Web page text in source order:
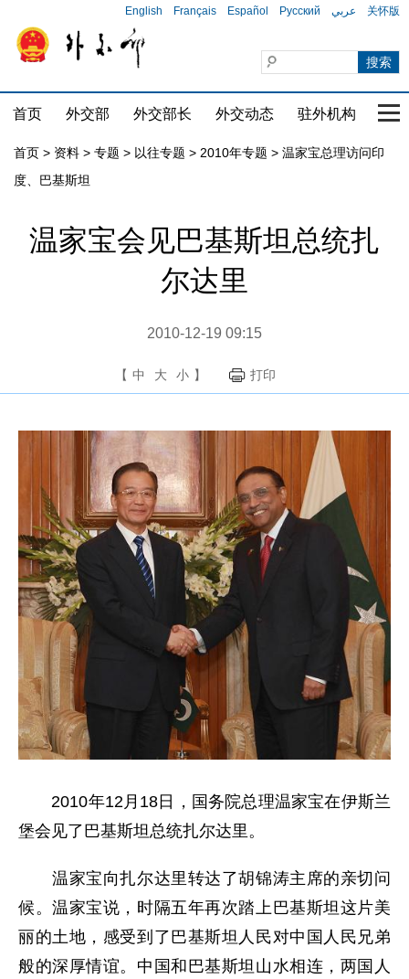
English Français Español Русский عربي 关怀版
首页 外交部 外交部长 外交动态 驻外机构 国
首页 > 资料 > 专题 > 以往专题 > 2010年专题 > 温家宝总理访问印
度、巴基斯坦
温家宝会见巴基斯坦总统扎
尔达里
2010-12-19 09:15
【 中 大 小 】 打印
2010年12月18日，国务院总理温家宝在伊斯兰
堡会见了巴基斯坦总统扎尔达里。
温家宝向扎尔达里转达了胡锦涛主席的亲切问
候。温家宝说，时隔五年再次踏上巴基斯坦这片美
丽的土地，感受到了巴基斯坦人民对中国人民兄弟
般的深厚情谊。中国和巴基斯坦山水相连，两国人